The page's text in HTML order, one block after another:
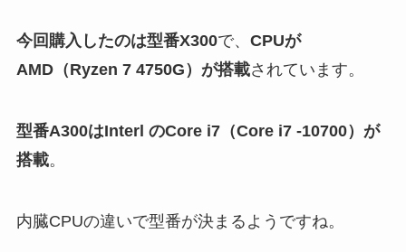
今回購入したのは型番X300で、 CPUが
AMD（Ryzen 7 4750G）が搭載されています。
型番A300はInterl のCore i7（Core i7 -10700）が
搭載。
内臓CPUの違いで型番が決まるようですね。